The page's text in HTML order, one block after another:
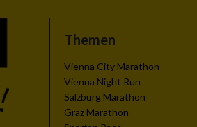
Themen
Vienna City Marathon
Vienna Night Run
Salzburg Marathon
Graz Marathon